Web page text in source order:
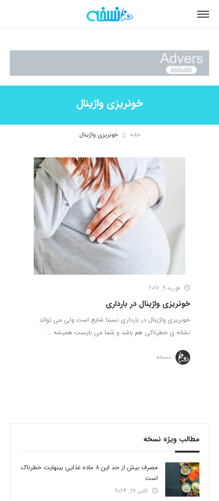
خونریزی واژینال
خانه خونریزی واژینال
فوریه 9, 2017
خونریزی واژینال در بارداری
خونریزی واژینال در بارداری نسبتا شایع است ولی می تواند
نشانه ی خطرناکی هم باشد و شما می بایست همیشه ...
نسخه
مطالب ویژه نسخه
مصرف بیش از حد این 8 ماده غذایی بینهایت خطرناک
است
اکتبر 26, 2024